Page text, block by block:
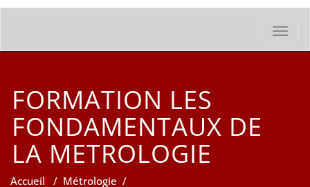
FORMATION LES
FONDAMENTAUX DE
LA METROLOGIE
Accueil / Métrologie /